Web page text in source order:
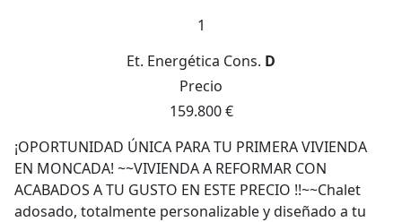
1
Et. Energética Cons. D
Precio
159.800 €
¡OPORTUNIDAD ÚNICA PARA TU PRIMERA VIVIENDA
EN MONCADA! ~~VIVIENDA A REFORMAR CON
ACABADOS A TU GUSTO EN ESTE PRECIO !!~~Chalet
adosado, totalmente personalizable y diseñado a tu